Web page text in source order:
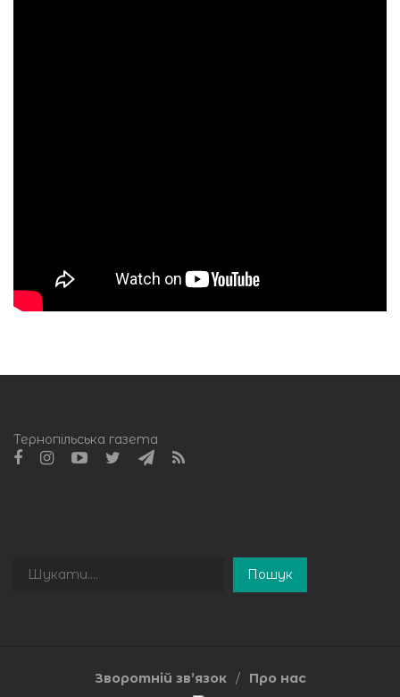
Тернопільська газета
Пошук
Пошук
Зворотній зв’язок Про нас